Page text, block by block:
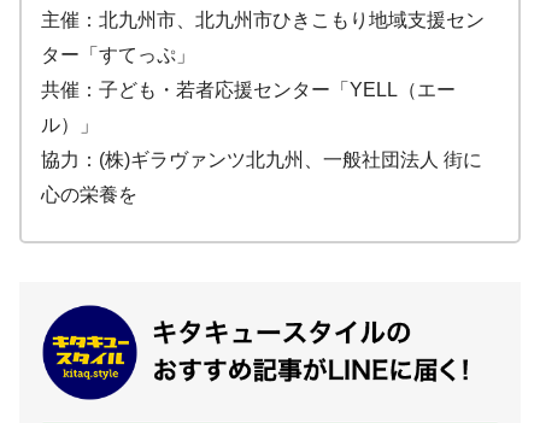
主催：北九州市、北九州市ひきこもり地域支援セン
ター「すてっぷ」
共催：子ども・若者応援センター「YELL（エー
ル）」
協力：(株)ギラヴァンツ北九州、一般社団法人 街に
心の栄養を